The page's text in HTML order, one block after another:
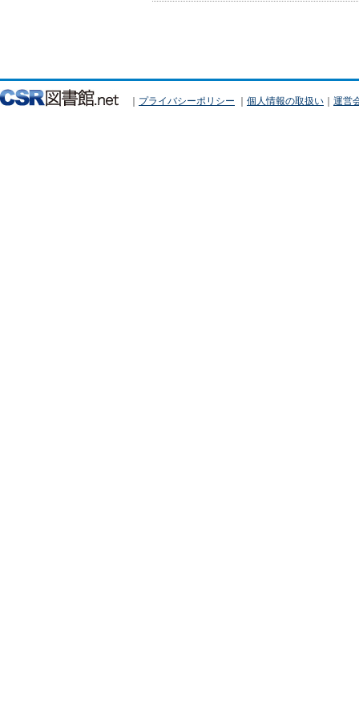
｜ プライバシーポリシー ｜ 個人情報の取扱い ｜ 運営